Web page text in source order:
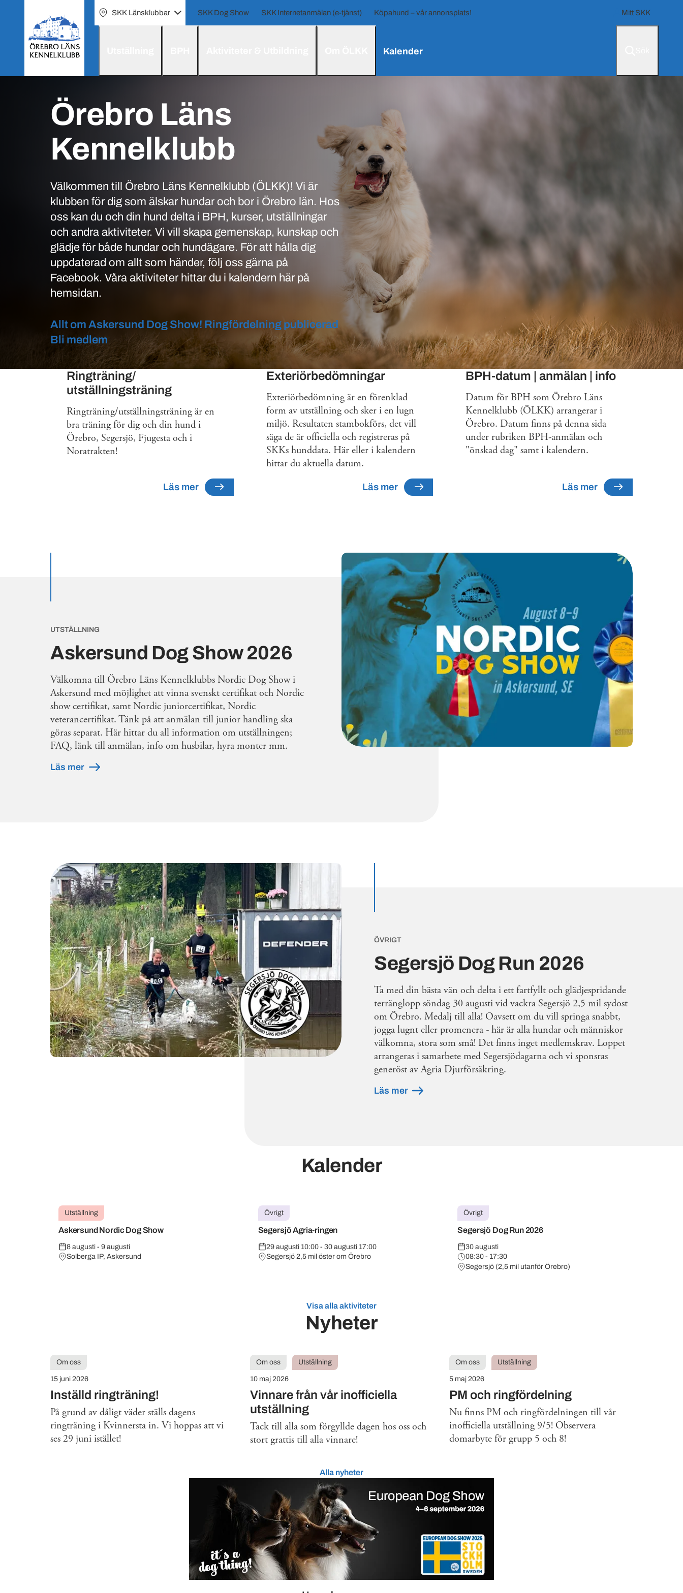
SKK Länsklubbar SKK Dog Show SKK Internetanmälan (e-tjänst) Köpahund – vår annonsplats! Mitt SKK
Kalender
Örebro Läns
Kennelklubb
Välkommen till Örebro Läns Kennelklubb (ÖLKK)! Vi är
klubben för dig som älskar hundar och bor i Örebro län. Hos
oss kan du och din hund delta i BPH, kurser, utställningar
och andra aktiviteter. Vi vill skapa gemenskap, kunskap och
glädje för både hundar och hundägare. För att hålla dig
uppdaterad om allt som händer, följ oss gärna på
Facebook. Våra aktiviteter hittar du i kalendern här på
hemsidan.
Allt om Askersund Dog Show! Ringfördelning publicerad
Bli medlem
Tjänster
Ringträning/
utställningsträning
Ringträning/utställningsträning är en
bra träning för dig och din hund i
Örebro, Segersjö, Fjugesta och i
Noratrakten!
Läs mer
Exteriörbedömningar
Exteriörbedömning är en förenklad
form av utställning och sker i en lugn
miljö. Resultaten stambokförs, det vill
säga de är officiella och registreras på
SKKs hunddata. Här eller i kalendern
hittar du aktuella datum.
Läs mer
BPH-datum | anmälan | info
Datum för BPH som Örebro Läns
Kennelklubb (ÖLKK) arrangerar i
Örebro. Datum finns på denna sida
under rubriken BPH-anmälan och
"önskad dag" samt i kalendern.
Läs mer
Askersund Dog Show 2026
UTSTÄLLNING
Välkomna till Örebro Läns Kennelklubbs Nordic Dog Show i
Askersund med möjlighet att vinna svenskt certifikat och Nordic
show certifikat, samt Nordic juniorcertifikat, Nordic
veterancertifikat. Tänk på att anmälan till junior handling ska
göras separat. Här hittar du all information om utställningen;
FAQ, länk till anmälan, info om husbilar, hyra monter mm.
Läs mer
Segersjö Dog Run 2026
ÖVRIGT
Ta med din bästa vän och delta i ett fartfyllt och glädjespridande
terränglopp söndag 30 augusti vid vackra Segersjö 2,5 mil sydost
om Örebro. Medalj till alla! Oavsett om du vill springa snabbt,
jogga lugnt eller promenera - här är alla hundar och människor
välkomna, stora som små! Det finns inget medlemskrav. Loppet
arrangeras i samarbete med Segersjödagarna och vi sponsras
generöst av Agria Djurförsäkring.
Läs mer
Kalender
Utställning
Askersund Nordic Dog Show
8 augusti - 9 augusti
Solberga IP, Askersund
Övrigt
Segersjö Agria-ringen
29 augusti 10:00 - 30 augusti 17:00
Segersjö 2,5 mil öster om Örebro
Övrigt
Segersjö Dog Run 2026
30 augusti
08:30 - 17:30
Segersjö (2,5 mil utanför Örebro)
Visa alla aktiviteter
Nyheter
Inställd ringträning!
Om oss
15 juni 2026
På grund av dåligt väder ställs dagens
ringträning i Kvinnersta in. Vi hoppas att vi
ses 29 juni istället!
Vinnare från vår inofficiella
utställning
Om oss Utställning
10 maj 2026
Tack till alla som förgyllde dagen hos oss och
stort grattis till alla vinnare!
PM och ringfördelning
Om oss Utställning
5 maj 2026
Nu finns PM och ringfördelningen till vår
inofficiella utställning 9/5! Observera
domarbyte för grupp 5 och 8!
Alla nyheter